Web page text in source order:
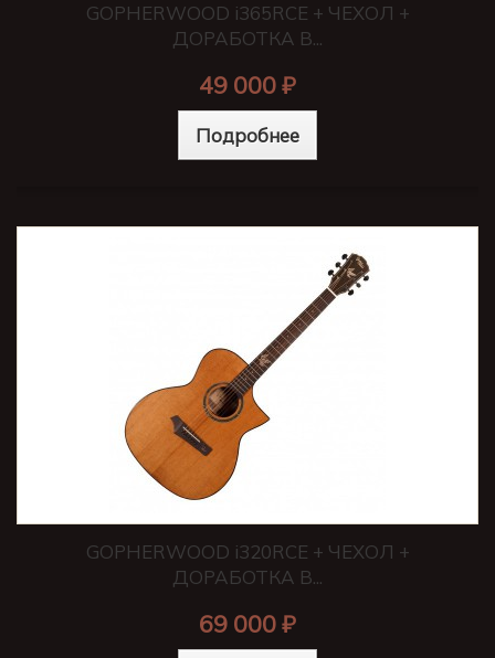
GOPHERWOOD i365RCE + ЧЕХОЛ +
ДОРАБОТКА В...
49 000 ₽
Подробнее
GOPHERWOOD i320RCE + ЧЕХОЛ +
ДОРАБОТКА В...
69 000 ₽